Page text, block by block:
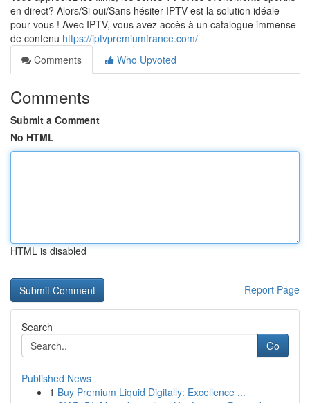
en direct? Alors/Si oui/Sans hésiter IPTV est la solution idéale
pour vous ! Avec IPTV, vous avez accès à un catalogue immense
de contenu https://iptvpremiumfrance.com/
Comments
Who Upvoted
Comments
Submit a Comment
No HTML
HTML is disabled
Report Page
Search
Go
Published News
1 Buy Premium Liquid Digitally: Excellence ...